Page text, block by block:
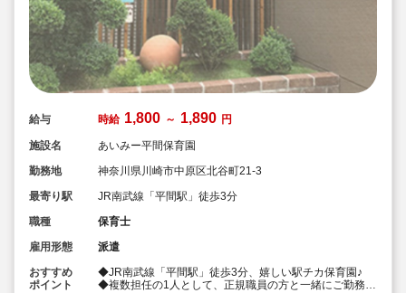
給与 時給 1,800 ～ 1,890 円
施設名
あいみー平間保育園
勤務地
神奈川県川崎市中原区北谷町21-3
最寄り駅
JR南武線「平間駅」徒歩3分
職種
保育士
雇用形態
派遣
おすすめ
ポイント
◆JR南武線「平間駅」徒歩3分、嬉しい駅チカ保育園♪
◆複数担任の1人として、正規職員の方と一緒にご勤務い